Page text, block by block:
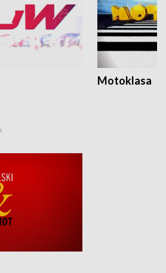
Motoklasa